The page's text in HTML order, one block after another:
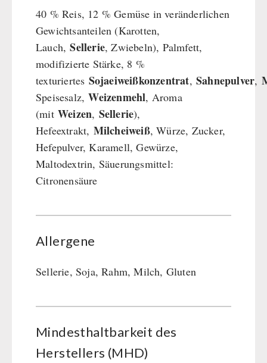
40 % Reis, 12 % Gemüse in veränderlichen
Gewichtsanteilen (Karotten,
Lauch,Sellerie, Zwiebeln), Palmfett,
modifizierte Stärke, 8 %
texturiertes Sojaeiweißkonzentrat,Sahnepulver,
Speisesalz,Weizenmehl, Aroma
(mit Weizen, Sellerie),
Hefeextrakt, Milcheiweiß, Würze, Zucker,
Hefepulver, Karamell, Gewürze,
Maltodextrin, Säuerungsmittel:
Citronensäure
Allergene
Sellerie, Soja, Rahm, Milch, Gluten
Mindesthaltbarkeit des
Herstellers (MHD)